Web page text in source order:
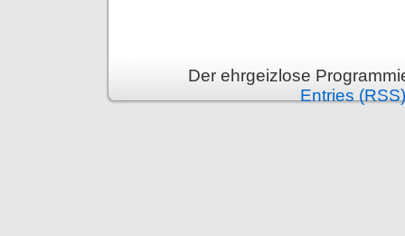
Der ehrgeizlose
Entries (RSS)